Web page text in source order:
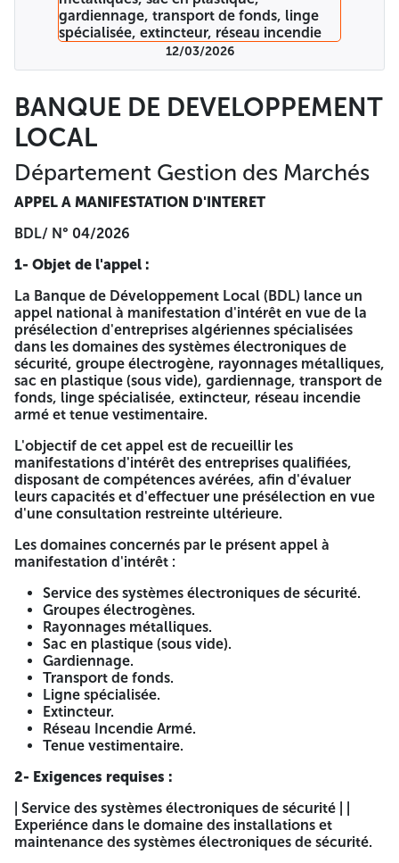
Armé | | Tenue vestimentaire | 3- Délais pour la
Manifestation d’Intérêt : Les entreprises intéressées doivent
transmettre leur dossier de manifestation d'intérêt dans un
4- Documents à Fournir : Les entreprises intéressées
doivent transmettre un dossier complet comprenant les
éléments suivants : Lettre de manifestation d'intérêt. Copie
du registre de commerce avec code adéquat. Agrément en
cours de validité (Domaines service des systèmes
électronique, groupes électrogènes, gardiennage,
transport de fonds et ligne spécialisée). Statut de
service des systèmes électronique et groupes
de l'entreprise et ses projets. Les documents précités
(bdl.dpt.marches@gmail.com) ou par courrier à l'adresse
suivante : BANQUE DEVELOPPEMENT LOCAL
DÉPARTEMENT GESTION DES MARCHÉS Ensemble El-Qods
lotissement N°29 (route de l'AADL) Zéralda – Alger Pour
plus d'informations contactez-nous aux numéros :
023.20.54.41 / 023.20.54.21 5- Étendue des Prestations :
Service des systèmes électroniques de sécurité :
Fourniture, installation, mise en service, maintenance et
entretien des systèmes électroniques de sécurité. Groupes
électrogènes : Maintenance et entretien des groupes
électrogènes. Rayonnages métalliques : acquisition et
installation des rayonnages métalliques. Sac en plastique
(sous vide) : acquisition de sac en plastique. Gardiennage :
réalisation de prestation de gardiennage et de sécurité des
sites de la BDL. Transport de fonds : réalisation de
prestation de transport de fonds entre nos agences
bancaire et autorité local de sécurité au niveau de
l'ensemble de notre réseau bancaire. Ligne spécialisée :
réalisation de prestation de télécommunications nous liant
agence et le parc automobile. Extincteur : recharge et
fourniture des extincteurs installés au niveau des sites
centraux BDL et le parc automobile. Réseau Incendie Armé
: maintenance et entretien du réseau incendie armé au
niveau des sites centraux BDL. Tenue vestimentaire :
fourniture des tenues vestimentaires au profit des agents
de sécurité de la BDL. Horizons : 12-03-2026 - Anep
2616008755 A -=-=-=-
BANQUE DE DEVELOPPEMENT
LOCAL
Département Gestion des Marchés
12/03/2026
BANQUE DE DEVELOPPEMENT
LOCAL
Département Gestion des Marchés
APPEL A MANIFESTATION D'INTERET
BDL/ N° 04/2026
1- Objet de l'appel :
La Banque de Développement Local (BDL) lance un
appel national à manifestation d'intérêt en vue de la
présélection d'entreprises algériennes spécialisées
dans les domaines des systèmes électroniques de
sécurité, groupe électrogène, rayonnages métalliques,
sac en plastique (sous vide), gardiennage, transport de
fonds, linge spécialisée, extincteur, réseau incendie
armé et tenue vestimentaire.
L'objectif de cet appel est de recueillir les
manifestations d'intérêt des entreprises qualifiées,
disposant de compétences avérées, afin d'évaluer
leurs capacités et d'effectuer une présélection en vue
d'une consultation restreinte ultérieure.
Les domaines concernés par le présent appel à
manifestation d'intérêt :
Service des systèmes électroniques de sécurité.
Groupes électrogènes.
Rayonnages métalliques.
Sac en plastique (sous vide).
Gardiennage.
Transport de fonds.
Ligne spécialisée.
Extincteur.
Réseau Incendie Armé.
Tenue vestimentaire.
2- Exigences requises :
| Service des systèmes électroniques de sécurité | |
Experiénce dans le domaine des installations et
maintenance des systèmes électroniques de sécurité.